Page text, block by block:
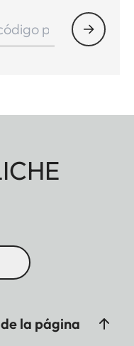
la página